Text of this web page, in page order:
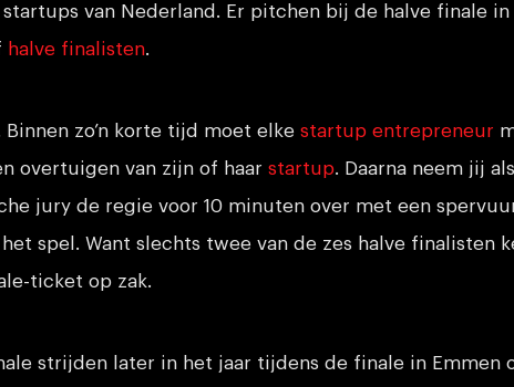
van Nederland. Er pitchen bij de halve finale in
halve finalisten.
Binnen zo’n korte tijd moet elke startup entrepreneur
overtuigen van zijn of haar startup. Daarna neem jij
jury de regie voor 10 minuten over met een
spel. Want slechts twee van de zes halve finalisten
ticket op zak.
strijden later in het jaar tijdens de finale in Emmen